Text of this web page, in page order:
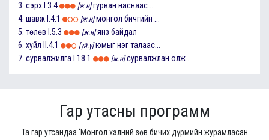
3. сэрх I.3.4 [ж.н] гурван наснаас ...
4. шавж I.4.1 [ж.н] монгол бичгийн ...
5. төлөв I.5.3 [ж.н] янз байдал
6. хуйл II.4.1 [үй.ү] юмыг нэг талаас...
7. сурвалжилга I.18.1 [ж.н] сурвалжлан олж ...
Гар утасны программ
Та гар утсандаа ‘Монгол хэлний зөв бичих дүрмийн журамласан